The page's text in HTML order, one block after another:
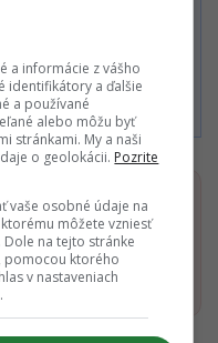
, Podmienkami
podmienkamia
odporúčaní
zdroj
odkaz sa otvorí v
a informácie z vášho
identifikátory a ďalšie
a používané
alebo môžu byť
stránkami. My a naši
o geolokácii. Pozrite
vaše osobné údaje na
môžete vzniesť
na tejto stránke
pomocou ktorého
v nastaveniach